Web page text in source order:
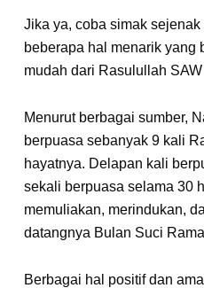
Jika ya, coba simak
beberapa hal menarik yang
mudah dari Rasulullah
Menurut berbagai sumber,
berpuasa sebanyak 9 kali
hayatnya. Delapan kali
sekali berpuasa selama 30
memuliakan, merindukan,
datangnya Bulan Suci
Berbagai hal positif dan